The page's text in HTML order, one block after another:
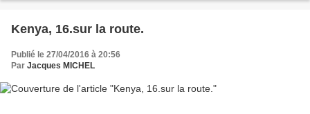
Kenya, 16.sur la route.
Publié le 27/04/2016 à 20:56
Par Jacques MICHEL